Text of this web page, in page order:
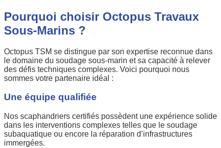
Pourquoi choisir Octopus Travaux
Sous-Marins ?
Octopus TSM se distingue par son expertise reconnue dans
le domaine du soudage sous-marin et sa capacité à relever
des défis techniques complexes. Voici pourquoi nous
sommes votre partenaire idéal :
Une équipe qualifiée
Nos scaphandriers certifiés possèdent une expérience solide
dans les interventions complexes telles que le soudage
subaquatique ou encore la réparation d’infrastructures
immergées.